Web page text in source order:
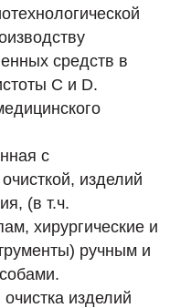
средств в
С и D.
с
изделий
(в т.ч.
хирургические и
ручным и
изделий